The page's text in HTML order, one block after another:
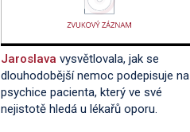
Jaroslava vysvětlovala, jak se
dlouhodobější nemoc podepisuje na
psychice pacienta, který ve své
nejistotě hledá u lékařů oporu.